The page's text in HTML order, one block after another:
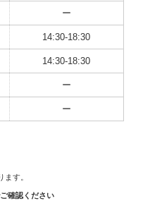
ー
14:30-18:30
14:30-18:30
ー
ー
す。
確認ください